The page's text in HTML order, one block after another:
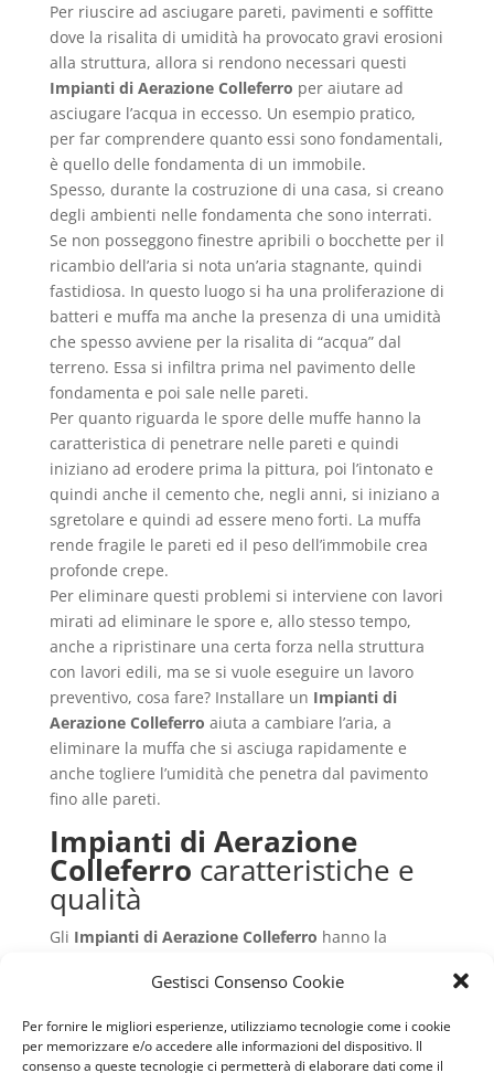
Gestisci Consenso Cookie
Per fornire le migliori esperienze, utilizziamo tecnologie come i cookie
per memorizzare e/o accedere alle informazioni del dispositivo. Il
consenso a queste tecnologie ci permetterà di elaborare dati come il
Per riuscire ad asciugare pareti, pavimenti e soffitte
dove la risalita di umidità ha provocato gravi erosioni
alla struttura, allora si rendono necessari questi
Impianti di Aerazione Colleferro per aiutare ad
asciugare l’acqua in eccesso. Un esempio pratico,
per far comprendere quanto essi sono fondamentali,
è quello delle fondamenta di un immobile.
Spesso, durante la costruzione di una casa, si creano
degli ambienti nelle fondamenta che sono interrati.
Se non posseggono finestre apribili o bocchette per il
ricambio dell’aria si nota un’aria stagnante, quindi
fastidiosa. In questo luogo si ha una proliferazione di
batteri e muffa ma anche la presenza di una umidità
che spesso avviene per la risalita di “acqua” dal
terreno. Essa si infiltra prima nel pavimento delle
fondamenta e poi sale nelle pareti.
Per quanto riguarda le spore delle muffe hanno la
caratteristica di penetrare nelle pareti e quindi
iniziano ad erodere prima la pittura, poi l’intonato e
quindi anche il cemento che, negli anni, si iniziano a
sgretolare e quindi ad essere meno forti. La muffa
rende fragile le pareti ed il peso dell’immobile crea
profonde crepe.
Per eliminare questi problemi si interviene con lavori
mirati ad eliminare le spore e, allo stesso tempo,
anche a ripristinare una certa forza nella struttura
con lavori edili, ma se si vuole eseguire un lavoro
preventivo, cosa fare? Installare un Impianti di
Aerazione Colleferro aiuta a cambiare l’aria, a
eliminare la muffa che si asciuga rapidamente e
anche togliere l’umidità che penetra dal pavimento
fino alle pareti.
Impianti di Aerazione
Colleferro caratteristiche e
qualità
Gli Impianti di Aerazione Colleferro hanno la
che garantisce un ottimo cambio di aria esterna da
sono disposti in modo da poter catturare l’aria
esterna e far avere un vortice negli ambienti interni